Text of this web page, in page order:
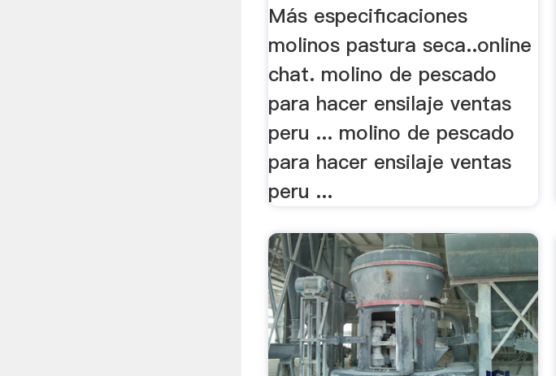
Más especificaciones
molinos pastura seca..online
chat. molino de pescado
para hacer ensilaje ventas
peru ... molino de pescado
para hacer ensilaje ventas
peru ...